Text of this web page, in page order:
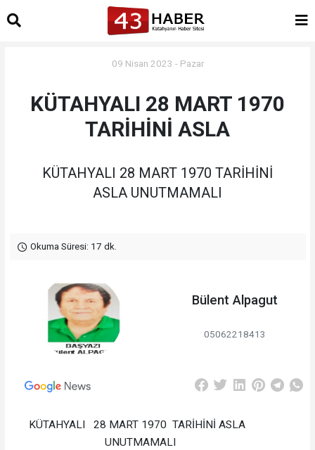
09 Nisan 2023 - Pazar
KÜTAHYALI 28 MART 1970
TARİHİNİ ASLA
KÜTAHYALI 28 MART 1970 TARİHİNİ
ASLA UNUTMAMALI
Okuma Süresi: 17 dk.
Bülent Alpagut
05062218413
KÜTAHYALI 28 MART 1970 TARİHİNİ ASLA
UNUTMAMALI